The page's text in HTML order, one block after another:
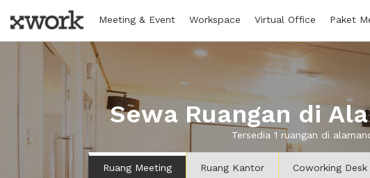
Meeting & Event Workspace Virtual Office Paket
Sewa Ruangan di
Tersedia 1 ruangan di
Ruang Meeting Ruang Kantor Coworking Desk